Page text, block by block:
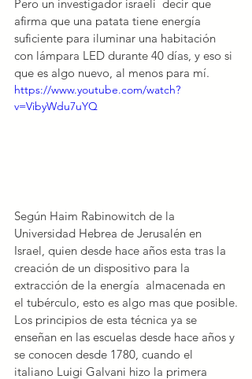
Pero un investigador israeli  decir que
afirma que una patata tiene energía
suficiente para iluminar una habitación
con lámpara LED durante 40 días, y eso si
que es algo nuevo, al menos para mí.
https://www.youtube.com/watch?
v=VibyWdu7uYQ
Según Haim Rabinowitch de la
Universidad Hebrea de Jerusalén en
Israel, quien desde hace años esta tras la
creación de un dispositivo para la
extracción de la energía  almacenada en
el tubérculo, esto es algo mas que posible.
Los principios de esta técnica ya se
enseñan en las escuelas desde hace años y
se conocen desde 1780, cuando el
italiano Luigi Galvani hizo la primera